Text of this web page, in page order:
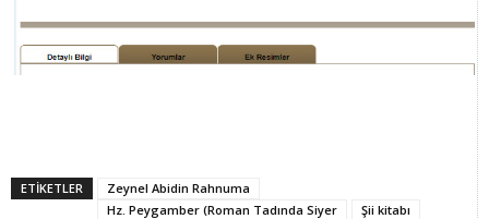
ETİKETLER
Zeynel Abidin Rahnuma
Hz. Peygamber (Roman Tadında Siyer
Şii kitabı